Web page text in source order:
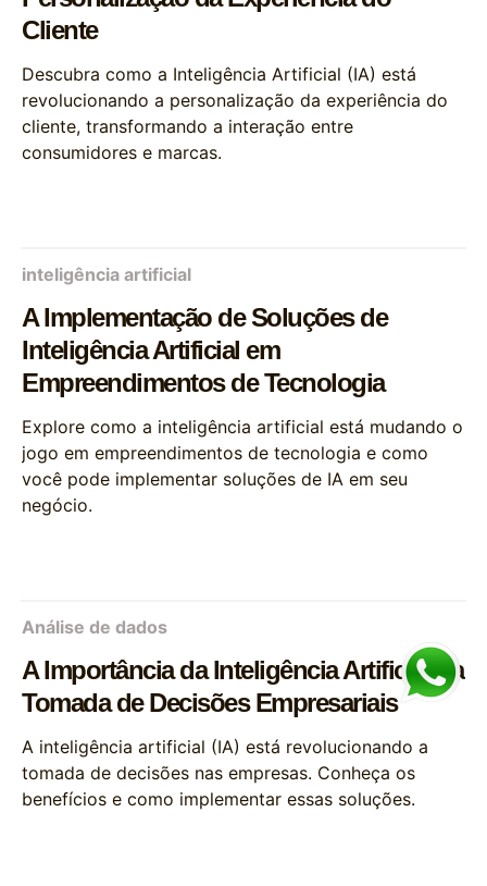
Cliente
Descubra como a Inteligência Artificial (IA) está
revolucionando a personalização da experiência do
cliente, transformando a interação entre
consumidores e marcas.
inteligência artificial
A Implementação de Soluções de
Inteligência Artificial em
Empreendimentos de Tecnologia
Explore como a inteligência artificial está mudando o
jogo em empreendimentos de tecnologia e como
você pode implementar soluções de IA em seu
negócio.
Análise de dados
A Importância da Inteligência Artificial na
Tomada de Decisões Empresariais
A inteligência artificial (IA) está revolucionando a
tomada de decisões nas empresas. Conheça os
benefícios e como implementar essas soluções.